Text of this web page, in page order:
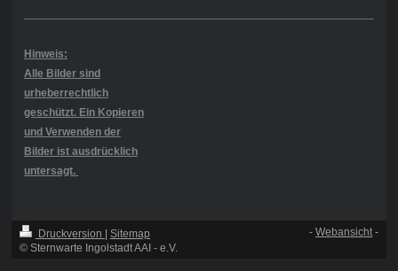
Hinweis:
Alle Bilder sind
urheberrechtlich
geschützt. Ein Kopieren
und Verwenden der
Bilder ist ausdrücklich
untersagt.
Druckversion | Sitemap
© Sternwarte Ingolstadt AAI - e.V.
-Webansicht -